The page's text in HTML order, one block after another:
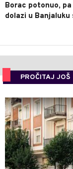
Borac potonuo,
dolazi u
PROČITAJ JOŠ